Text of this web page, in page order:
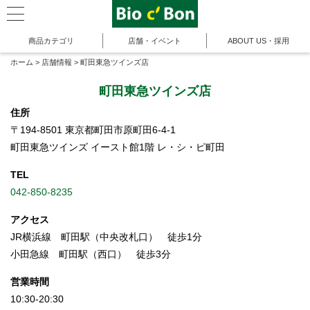
商品カテゴリ 店舗・イベント ABOUT US・採用
ホーム > 店舗情報 > 町田東急ツインズ店
町田東急ツインズ店
住所
〒194-8501 東京都町田市原町田6-4-1
町田東急ツインズ イースト館1階 レ・シ・ピ町田
TEL
042-850-8235
アクセス
JR横浜線 町田駅（中央改札口） 徒歩1分
小田急線 町田駅（西口） 徒歩3分
営業時間
10:30-20:30